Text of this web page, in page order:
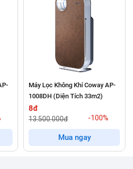
đình bạn.
Máy lọc không khí
hoàn hảo cho những không
thiết kế nhỏ gọn, tinh tế, công nghệ
bỏ đến 99.97% bụi mịn PM2.5,
bầu không khí trong lành, sạch
diện cho bạn và những người
Không Khí Coway AP-1018F
Máy Lọc Không Khí Coway AP-
1008DH (Diện Tích 33m2)
8đ
13.500.000đ -100%
Mua ngay